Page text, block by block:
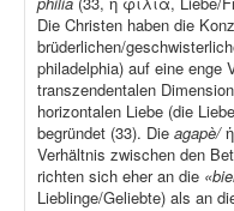
Die Christen haben die
brüderlichen/
philadelphia) auf eine enge
transzendentalen
horizontalen Liebe (die
begründet (33). Die agapè/ἡ
Verhältnis zwischen den
richten sich eher an die
Lieblinge/Geliebte) als an